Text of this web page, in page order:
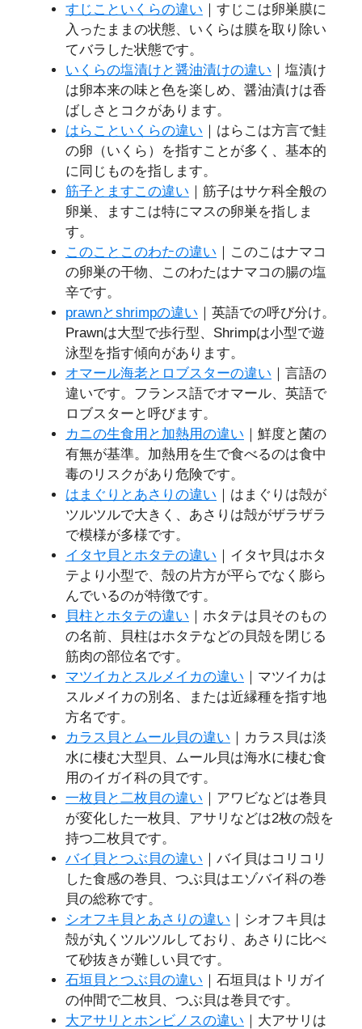
すじこといくらの違い ｜すじこは卵巣膜に
入ったままの状態、いくらは膜を取り除い
てバラした状態です。
いくらの塩漬けと醤油漬けの違い ｜塩漬け
は卵本来の味と色を楽しめ、醤油漬けは香
ばしさとコクがあります。
はらこといくらの違い ｜はらこは方言で鮭
の卵（いくら）を指すことが多く、基本的
に同じものを指します。
筋子とますこの違い ｜筋子はサケ科全般の
卵巣、ますこは特にマスの卵巣を指しま
す。
このことこのわたの違い ｜このこはナマコ
の卵巣の干物、このわたはナマコの腸の塩
辛です。
prawnとshrimpの違い ｜英語での呼び分け。
Prawnは大型で歩行型、Shrimpは小型で遊
泳型を指す傾向があります。
オマール海老とロブスターの違い ｜言語の
違いです。フランス語でオマール、英語で
ロブスターと呼びます。
カニの生食用と加熱用の違い ｜鮮度と菌の
有無が基準。加熱用を生で食べるのは食中
毒のリスクがあり危険です。
はまぐりとあさりの違い ｜はまぐりは殻が
ツルツルで大きく、あさりは殻がザラザラ
で模様が多様です。
イタヤ貝とホタテの違い ｜イタヤ貝はホタ
テより小型で、殻の片方が平らでなく膨ら
んでいるのが特徴です。
貝柱とホタテの違い ｜ホタテは貝そのもの
の名前、貝柱はホタテなどの貝殻を閉じる
筋肉の部位名です。
マツイカとスルメイカの違い ｜マツイカは
スルメイカの別名、または近縁種を指す地
方名です。
カラス貝とムール貝の違い ｜カラス貝は淡
水に棲む大型貝、ムール貝は海水に棲む食
用のイガイ科の貝です。
一枚貝と二枚貝の違い ｜アワビなどは巻貝
が変化した一枚貝、アサリなどは2枚の殻を
持つ二枚貝です。
バイ貝とつぶ貝の違い ｜バイ貝はコリコリ
した食感の巻貝、つぶ貝はエゾバイ科の巻
貝の総称です。
シオフキ貝とあさりの違い ｜シオフキ貝は
殻が丸くツルツルしており、あさりに比べ
て砂抜きが難しい貝です。
石垣貝とつぶ貝の違い ｜石垣貝はトリガイ
の仲間で二枚貝、つぶ貝は巻貝です。
大アサリとホンビノスの違い ｜大アサリは